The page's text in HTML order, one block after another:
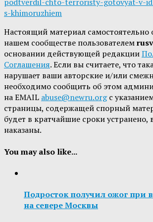
podtverdil-chto-terroristy-gotovyat-v-
s-khimoruzhiem
Настоящий материал самостоятельно
нашем сообществе пользователем
основании действующей редакции
Соглашения. Если вы считаете, что
нарушает ваши авторские и/или
необходимо сообщить об этом
на EMAIL abuse@newru.orgс
страницы, содержащей спорный
будет в кратчайшие сроки устранено,
наказаны.
You may also like...
Подросток получил ожог при
на севере Москвы